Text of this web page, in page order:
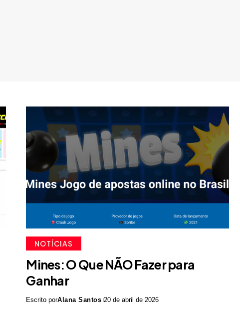
NOTÍCIAS
Mines: O Que NÃO Fazer para
Ganhar
Escrito porAlana Santos 20 de abril de 2026